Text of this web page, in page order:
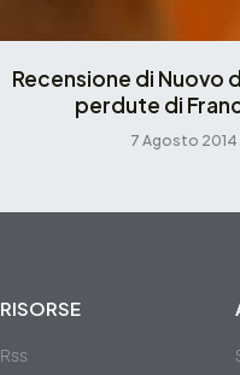
Recensione di Nuovo
perdute di
7 Agosto 2014
RISORSE
Rss